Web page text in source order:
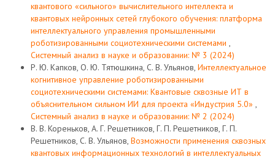
квантового «сильного» вычислительного интеллекта и
квантовых нейронных сетей глубокого обучения: платформа
интеллектуального управления промышленными
роботизированными социотехническими системами ,
Системный анализ в науке и образовании: № 3 (2024)
Р. Ю. Капков, О. Ю. Тятюшкина, С. В. Ульянов, Интеллектуальное
когнитивное управление роботизированными
социотехническими системами: Квантовые сквозные ИТ в
объяснительном сильном ИИ для проекта «Индустрия 5.0» ,
Системный анализ в науке и образовании: № 2 (2024)
В. В. Кореньков, А. Г. Решетников, Г. П. Решетников, Г. П.
Решетников, С. В. Ульянов, Возможности применения сквозных
квантовых информационных технологий в интеллектуальных